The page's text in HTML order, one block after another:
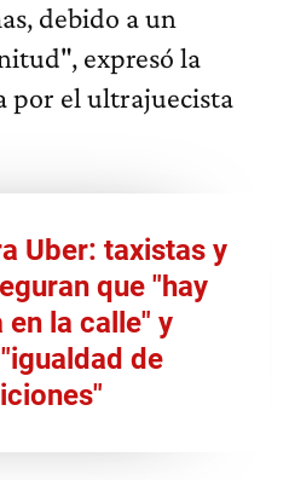
debido a un
expresó la
por el ultrajuecista
Uber: taxistas y
que "hay
en la calle" y
de